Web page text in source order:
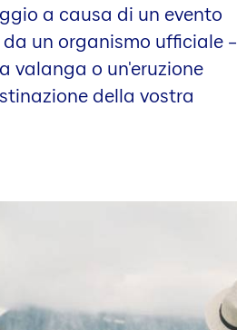
a causa di un evento
un organismo ufficiale –
valanga o un'eruzione
della vostra